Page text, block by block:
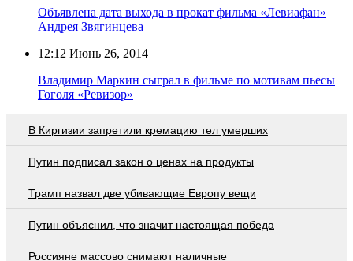
Объявлена дата выхода в прокат фильма «Левиафан»
Андрея Звягинцева
12:12 Июнь 26, 2014
Владимир Маркин сыграл в фильме по мотивам пьесы
Гоголя «Ревизор»
В Киргизии запретили кремацию тел умерших
Путин подписал закон о ценах на продукты
Трамп назвал две убивающие Европу вещи
Путин объяснил, что значит настоящая победа
Россияне массово снимают наличные